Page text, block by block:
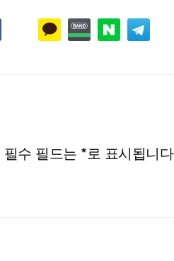
필수 필드는 *로 표시됩니다